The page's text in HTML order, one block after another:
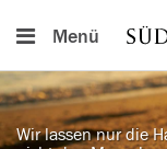
Menü
Wir lassen nur die